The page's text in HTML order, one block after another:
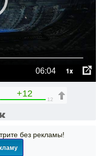
06:04 1x
+12
12
без рекламы!